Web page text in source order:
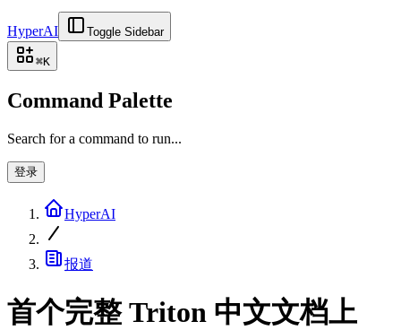
HyperAI Toggle Sidebar
⌘K
Command Palette
Search for a command to run...
登录
HyperAI
报道
首个完整 Triton 中文文档上